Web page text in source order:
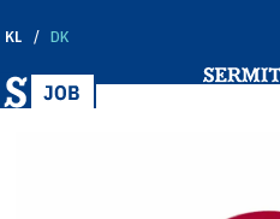
KL DK